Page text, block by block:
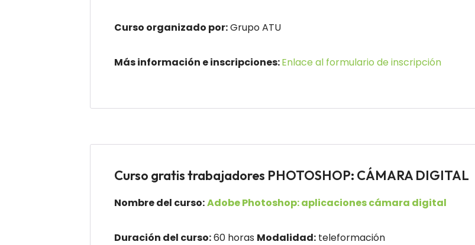
Curso organizado por:Grupo ATU
Más información e inscripciones:Enlace al formulario de inscripción
Curso gratis trabajadores PHOTOSHOP: CÁMARA DIGITAL
Nombre del curso:Adobe Photoshop: aplicaciones cámara digital
Duración del curso:60 horas Modalidad: teleformación